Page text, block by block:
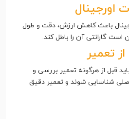
اورجینال
باعث کاهش ارزش، دقت و طول
گارانتی آن را باطل کند.
تعمیر
قبل از هرگونه تعمیر بررسی و
شناسایی شوند و تعمیر دقیق